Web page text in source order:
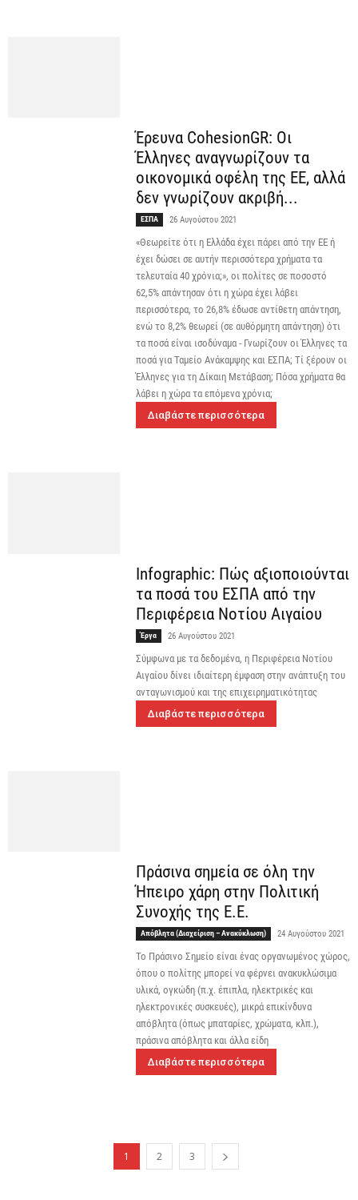
Έρευνα CohesionGR: Οι
Έλληνες αναγνωρίζουν τα
οικονομικά οφέλη της ΕΕ, αλλά
δεν γνωρίζουν ακριβή...
ΕΣΠΑ 26 Αυγούστου 2021
«Θεωρείτε ότι η Ελλάδα έχει πάρει από την ΕΕ ή
έχει δώσει σε αυτήν περισσότερα χρήματα τα
τελευταία 40 χρόνια;», οι πολίτες σε ποσοστό
62,5% απάντησαν ότι η χώρα έχει λάβει
περισσότερα, το 26,8% έδωσε αντίθετη απάντηση,
ενώ το 8,2% θεωρεί (σε αυθόρμητη απάντηση) ότι
τα ποσά είναι ισοδύναμα - Γνωρίζουν οι Έλληνες τα
ποσά για Ταμείο Ανάκαμψης και ΕΣΠΑ; Τί ξέρουν οι
Έλληνες για τη Δίκαιη Μετάβαση; Πόσα χρήματα θα
λάβει η χώρα τα επόμενα χρόνια;
Διαβάστε περισσότερα
Infographic: Πώς αξιοποιούνται
τα ποσά του ΕΣΠΑ από την
Περιφέρεια Νοτίου Αιγαίου
Έργα 26 Αυγούστου 2021
Σύμφωνα με τα δεδομένα, η Περιφέρεια Νοτίου
Αιγαίου δίνει ιδιαίτερη έμφαση στην ανάπτυξη του
ανταγωνισμού και της επιχειρηματικότητας
Διαβάστε περισσότερα
Πράσινα σημεία σε όλη την
Ήπειρο χάρη στην Πολιτική
Συνοχής της Ε.Ε.
Απόβλητα (Διαχείριση – Ανακύκλωση) 24 Αυγούστου 2021
Το Πράσινο Σημείο είναι ένας οργανωμένος χώρος,
όπου ο πολίτης μπορεί να φέρνει ανακυκλώσιμα
υλικά, ογκώδη (π.χ. έπιπλα, ηλεκτρικές και
ηλεκτρονικές συσκευές), μικρά επικίνδυνα
απόβλητα (όπως μπαταρίες, χρώματα, κλπ.),
πράσινα απόβλητα και άλλα είδη
Διαβάστε περισσότερα
1 2 3